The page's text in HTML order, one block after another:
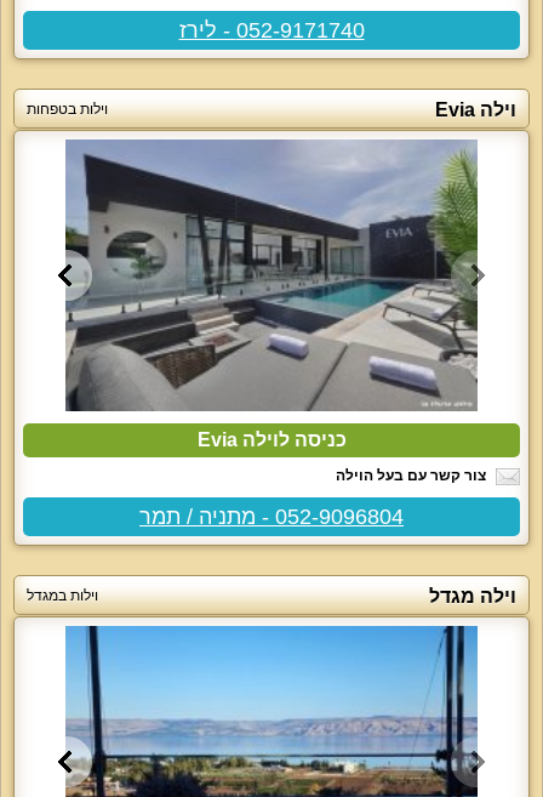
052-9171740 - לירז
וילה Evia וילות בטפחות
כניסה לוילה Evia
צור קשר עם בעל הוילה
052-9096804 - מתניה / תמר
וילה מגדל וילות במגדל